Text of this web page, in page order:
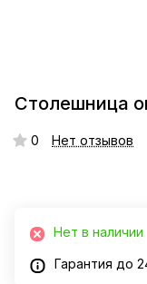
Столешница
0 Нет отзывов
Нет в наличии
Гарантия до